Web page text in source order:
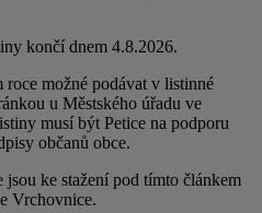
končí dnem 4.8.2026.
možné podávat v listinné
u Městského úřadu ve
musí být Petice na podporu
občanů obce.
ke stažení pod tímto článkem
Vrchovnice.